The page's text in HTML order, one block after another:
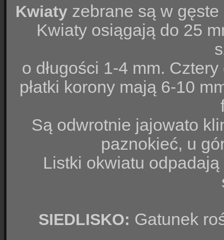
Kwiaty zebrane są w
Kwiaty osiągają do 25
o długości 1-4 mm.
płatki korony mają 6-10
Są odwrotnie jajowato
paznokieć, u
Listki okwiatu
SIEDLISKO: Gatunek